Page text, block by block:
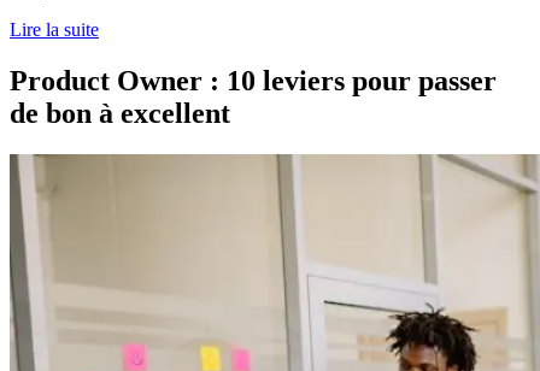
Lire la suite
Product Owner : 10 leviers pour passer
de bon à excellent